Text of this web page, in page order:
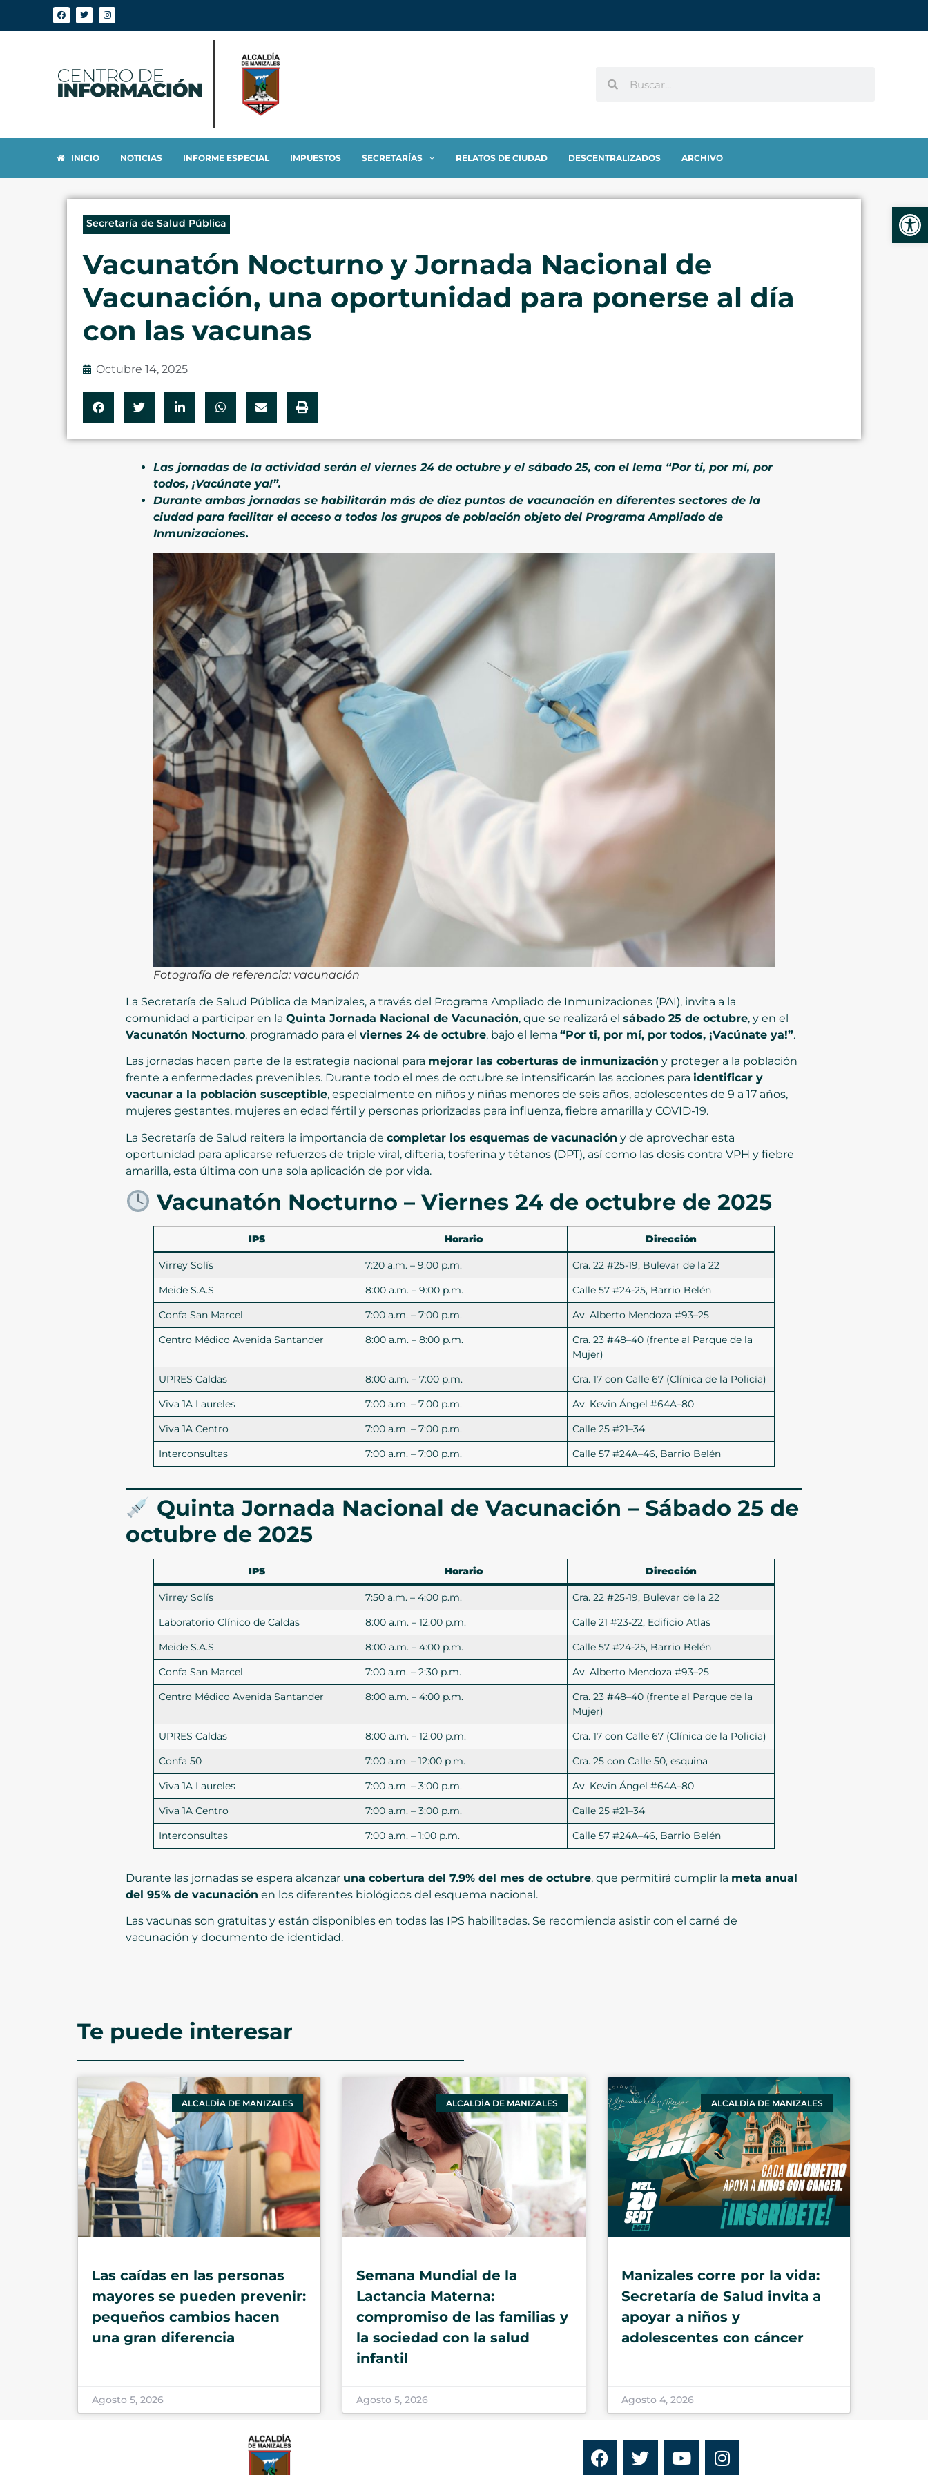
INICIO NOTICIAS INFORME ESPECIAL IMPUESTOS SECRETARÍAS RELATOS DE CIUDAD DESCENTRALIZADOS ARCHIVO
Secretaría de Salud Pública
Vacunatón Nocturno y Jornada Nacional de
Vacunación, una oportunidad para ponerse al día
con las vacunas
Octubre 14, 2025
Las jornadas de la actividad serán el viernes 24 de octubre y el sábado 25, con el lema “Por ti, por mí, por
todos, ¡Vacúnate ya!”.
Durante ambas jornadas se habilitarán más de diez puntos de vacunación en diferentes sectores de la
ciudad para facilitar el acceso a todos los grupos de población objeto del Programa Ampliado de
Inmunizaciones.
Fotografía de referencia: vacunación
La Secretaría de Salud Pública de Manizales, a través del Programa Ampliado de Inmunizaciones (PAI), invita a la
comunidad a participar en la Quinta Jornada Nacional de Vacunación, que se realizará el sábado 25 de octubre, y en el
Vacunatón Nocturno, programado para el viernes 24 de octubre, bajo el lema “Por ti, por mí, por todos, ¡Vacúnate ya!”.
Las jornadas hacen parte de la estrategia nacional para mejorar las coberturas de inmunización y proteger a la población
frente a enfermedades prevenibles. Durante todo el mes de octubre se intensificarán las acciones para identificar y
vacunar a la población susceptible, especialmente en niños y niñas menores de seis años, adolescentes de 9 a 17 años,
mujeres gestantes, mujeres en edad fértil y personas priorizadas para influenza, fiebre amarilla y COVID-19.
La Secretaría de Salud reitera la importancia de completar los esquemas de vacunación y de aprovechar esta
oportunidad para aplicarse refuerzos de triple viral, difteria, tosferina y tétanos (DPT), así como las dosis contra VPH y fiebre
amarilla, esta última con una sola aplicación de por vida.
Vacunatón Nocturno – Viernes 24 de octubre de 2025
IPS Horario Dirección
Virrey Solís 7:20 a.m. – 9:00 p.m.
Cra. 22 #25-19, Bulevar de la 22
Meide S.A.S
8:00 a.m. – 9:00 p.m.
Calle 57 #24-25, Barrio Belén
Confa San Marcel
7:00 a.m. – 7:00 p.m.
Av. Alberto Mendoza #93–25
Centro Médico Avenida Santander
8:00 a.m. – 8:00 p.m.
Cra. 23 #48–40 (frente al Parque de la
Mujer)
UPRES Caldas
8:00 a.m. – 7:00 p.m.
Cra. 17 con Calle 67 (Clínica de la Policía)
Viva 1A Laureles
7:00 a.m. – 7:00 p.m.
Av. Kevin Ángel #64A–80
Viva 1A Centro
7:00 a.m. – 7:00 p.m.
Calle 25 #21–34
Interconsultas
7:00 a.m. – 7:00 p.m. Calle 57 #24A–46, Barrio Belén
Quinta Jornada Nacional de Vacunación – Sábado 25 de
octubre de 2025
IPS Horario Dirección
Virrey Solís 7:50 a.m. – 4:00 p.m.
Cra. 22 #25-19, Bulevar de la 22
Laboratorio Clínico de Caldas
8:00 a.m. – 12:00 p.m.
Calle 21 #23-22, Edificio Atlas
Meide S.A.S
8:00 a.m. – 4:00 p.m.
Calle 57 #24-25, Barrio Belén
Confa San Marcel
7:00 a.m. – 2:30 p.m.
Av. Alberto Mendoza #93–25
Centro Médico Avenida Santander
8:00 a.m. – 4:00 p.m.
Cra. 23 #48–40 (frente al Parque de la
Mujer)
UPRES Caldas
8:00 a.m. – 12:00 p.m.
Cra. 17 con Calle 67 (Clínica de la Policía)
Confa 50
7:00 a.m. – 12:00 p.m.
Cra. 25 con Calle 50, esquina
Viva 1A Laureles
7:00 a.m. – 3:00 p.m.
Av. Kevin Ángel #64A–80
Viva 1A Centro
7:00 a.m. – 3:00 p.m.
Calle 25 #21–34
Interconsultas
7:00 a.m. – 1:00 p.m. Calle 57 #24A–46, Barrio Belén
Durante las jornadas se espera alcanzar una cobertura del 7.9% del mes de octubre, que permitirá cumplir la meta anual
del 95% de vacunación en los diferentes biológicos del esquema nacional.
Las vacunas son gratuitas y están disponibles en todas las IPS habilitadas. Se recomienda asistir con el carné de
vacunación y documento de identidad.
Te puede interesar
ALCALDÍA DE MANIZALES
Las caídas en las personas
mayores se pueden prevenir:
pequeños cambios hacen
una gran diferencia
Agosto 5, 2026
ALCALDÍA DE MANIZALES
Semana Mundial de la
Lactancia Materna:
compromiso de las familias y
la sociedad con la salud
infantil
Agosto 5, 2026
ALCALDÍA DE MANIZALES
Manizales corre por la vida:
Secretaría de Salud invita a
apoyar a niños y
adolescentes con cáncer
Agosto 4, 2026